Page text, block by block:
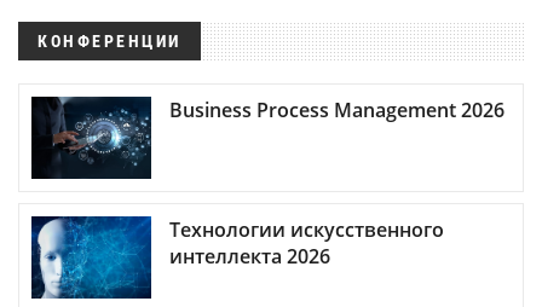
КОНФЕРЕНЦИИ
Business Process Management 2026
Технологии искусственного
интеллекта 2026